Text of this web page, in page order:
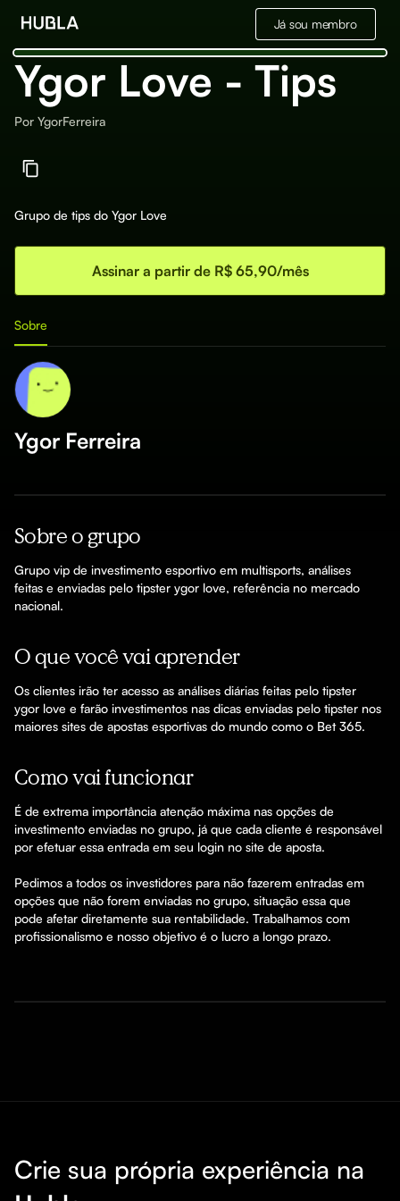
Já sou membro
Ygor Love - Tips
Por YgorFerreira
Grupo de tips do Ygor Love
Assinar a partir de R$ 65,90/mês
Sobre
Ygor Ferreira
Sobre o grupo
Grupo vip de investimento esportivo em multisports, análises
feitas e enviadas pelo tipster ygor love, referência no mercado
nacional.
O que você vai aprender
Os clientes irão ter acesso as análises diárias feitas pelo tipster
ygor love e farão investimentos nas dicas enviadas pelo tipster nos
maiores sites de apostas esportivas do mundo como o Bet 365.
Como vai funcionar
É de extrema importância atenção máxima nas opções de
investimento enviadas no grupo, já que cada cliente é responsável
por efetuar essa entrada em seu login no site de aposta.
Pedimos a todos os investidores para não fazerem entradas em
opções que não forem enviadas no grupo, situação essa que
pode afetar diretamente sua rentabilidade. Trabalhamos com
profissionalismo e nosso objetivo é o lucro a longo prazo.
Crie sua própria experiência na